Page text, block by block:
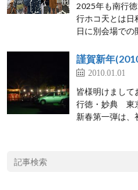
2025年も南行
行ホコ天とは日
日に別会場で
謹賀新年
2010.01.01
皆様明けまして
行徳・妙典 東
新春第一弾は